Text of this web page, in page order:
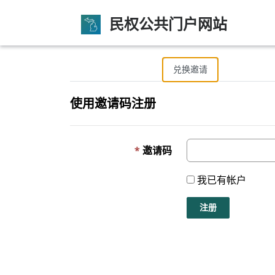
民权公共门户网站
兑换邀请
使用邀请码注册
邀请码
我已有帐户
注册